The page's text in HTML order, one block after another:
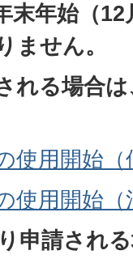
末年始（
ません。
れる場合
使用開始
使用開始
申請され